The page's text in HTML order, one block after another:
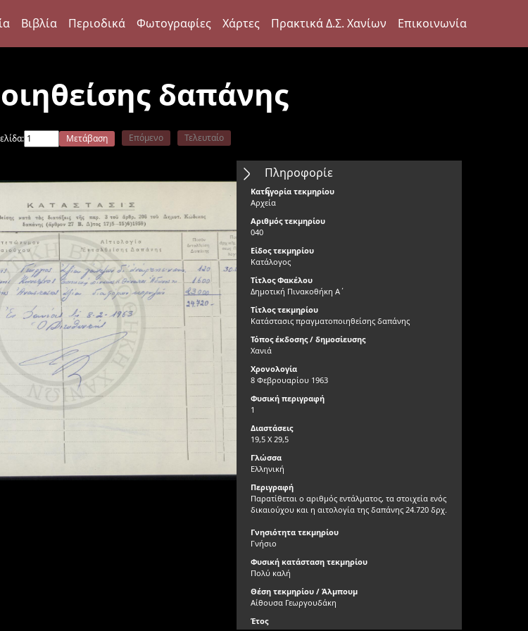
Βιβλία Περιοδικά Φωτογραφίες Χάρτες Πρακτικά Δ.Σ. Χανίων Επικοινωνία
δαπάνης
Μετάβαση Επόμενο Τελευταίο
Πληροφορίε
ς
Κατηγορία τεκμηρίου
Αρχεία
Αριθμός τεκμηρίου
040
Είδος τεκμηρίου
Κατάλογος
Τίτλος Φακέλου
Δημοτική Πινακοθήκη Α΄
Τίτλος τεκμηρίου
Κατάστασις πραγματοποιηθείσης δαπάνης
Τόπος έκδοσης / δημοσίευσης
Χανιά
Χρονολογία
8 Φεβρουαρίου 1963
Φυσική περιγραφή
1
Διαστάσεις
19,5 Χ 29,5
Γλώσσα
Ελληνική
Περιγραφή
Παρατίθεται ο αριθμός εντάλματος, τα στοιχεία ενός
δικαιούχου και η αιτολογία της δαπάνης 24.720 δρχ.
Γνησιότητα τεκμηρίου
Γνήσιο
Φυσική κατάσταση τεκμηρίου
Πολύ καλή
Θέση τεκμηρίου / Άλμπουμ
Αίθουσα Γεωργουδάκη
Έτος